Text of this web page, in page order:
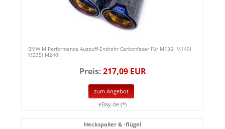
BMW M Performance Auspuff-Endrohr Carbonfaser Für M135i M140i
M235i M240i
Preis:217,09 EUR
zum Angebot
eBay.de (*)
Heckspoiler & -flügel